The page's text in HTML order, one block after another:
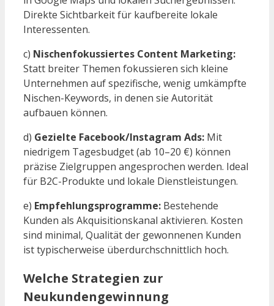
Direkte Sichtbarkeit für kaufbereite lokale
Interessenten.
c) Nischenfokussiertes Content Marketing:
Statt breiter Themen fokussieren sich kleine
Unternehmen auf spezifische, wenig umkämpfte
Nischen-Keywords, in denen sie Autorität
aufbauen können.
d) Gezielte Facebook/Instagram Ads: Mit
niedrigem Tagesbudget (ab 10–20 €) können
präzise Zielgruppen angesprochen werden. Ideal
für B2C-Produkte und lokale Dienstleistungen.
e) Empfehlungsprogramme: Bestehende
Kunden als Akquisitionskanal aktivieren. Kosten
sind minimal, Qualität der gewonnenen Kunden
ist typischerweise überdurchschnittlich hoch.
Welche Strategien zur
Neukundengewinnung